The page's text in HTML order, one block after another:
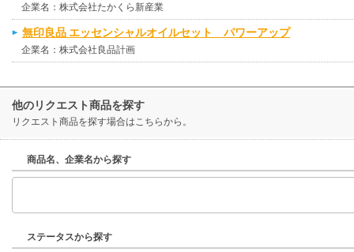
企業名：株式会社たかくら新産業
無印良品 エッセンシャルオイルセット パワーアップ
企業名：株式会社良品計画
他のリクエスト商品を探す
リクエスト商品を探す場合はこちらから。
商品名、企業名から探す
ステータスから探す